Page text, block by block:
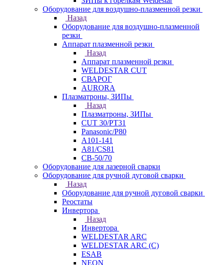
Оборудование для воздушно-плазменной резки
Назад
Оборудование для воздушно-плазменной
резки
Аппарат плазменной резки
Назад
Аппарат плазменной резки
WELDESTAR CUT
СВАРОГ
AURORA
Плазматроны, ЗИПы
Назад
Плазматроны, ЗИПы
CUT 30/PT31
Panasonic/P80
А101-141
А81/CS81
СВ-50/70
Оборудование для лазерной сварки
Оборудование для ручной дуговой сварки
Назад
Оборудование для ручной дуговой сварки
Реостаты
Инвертора
Назад
Инвертора
WELDESTAR ARC
WELDESTAR ARC (С)
ESAB
NEON